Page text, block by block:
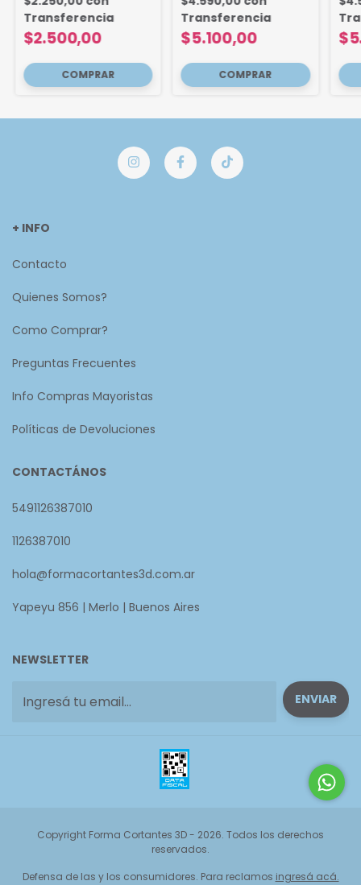
$2.500,00
Transferencia
$5.100,00
Transferencia
+ INFO
Contacto
Quienes Somos?
Como Comprar?
Preguntas Frecuentes
Info Compras Mayoristas
Políticas de Devoluciones
CONTACTÁNOS
5491126387010
1126387010
hola@formacortantes3d.com.ar
Yapeyu 856 | Merlo | Buenos Aires
NEWSLETTER
Copyright Forma Cortantes 3D - 2026. Todos los derechos
reservados.
Defensa de las y los consumidores. Para reclamos ingresá acá.